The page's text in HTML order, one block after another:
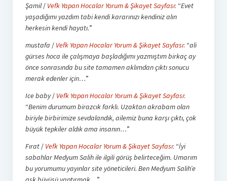
Şamil/ Vefk Yapan Hocalar Yorum & Şikayet Sayfası: “Evet
yaşadığımı yazdım tabi kendi kararınızı kendiniz alın
herkesin kendi hayatı.”
mustafa / Vefk Yapan Hocalar Yorum & Şikayet Sayfası: “ali
gürses hoca ile çalışmaya başladığımı yazmıştım birkaç ay
önce sonrasında bu site tamamen aklımdan çıktı sonucu
merak edenler için…”
Ice baby/ Vefk Yapan Hocalar Yorum & Şikayet Sayfası:
“Benim durumum birazcık farklı. Uzaktan akrabam olan
biriyle birbirimize sevdalandık, ailemiz buna karşı çıktı, çok
büyük tepkiler aldık ama insanın…”
Fırat/ Vefk Yapan Hocalar Yorum & Şikayet Sayfası: “İyi
sabahlar Medyum Salih ile ilgili görüş belirteceğim. Umarım
bu yorumumu yayınlar site yöneticileri. Ben Medyum Salih’e